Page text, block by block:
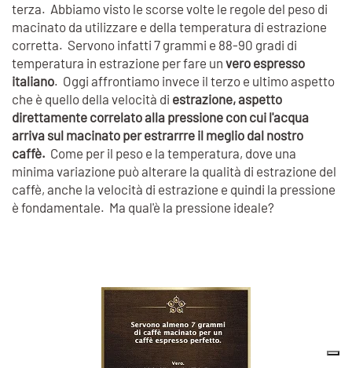
terza. Abbiamo visto le scorse volte le regole del peso di
macinato da utilizzare e della temperatura di estrazione
corretta. Servono infatti 7 grammi e 88-90 gradi di
temperatura in estrazione per fare un vero espresso
italiano. Oggi affrontiamo invece il terzo e ultimo aspetto
che è quello della velocità di estrazione, aspetto
direttamente correlato alla pressione con cui l'acqua
arriva sul macinato per estrarrre il meglio dal nostro
caffè. Come per il peso e la temperatura, dove una
minima variazione può alterare la qualità di estrazione del
caffè, anche la velocità di estrazione e quindi la pressione
è fondamentale. Ma qual'è la pressione ideale?